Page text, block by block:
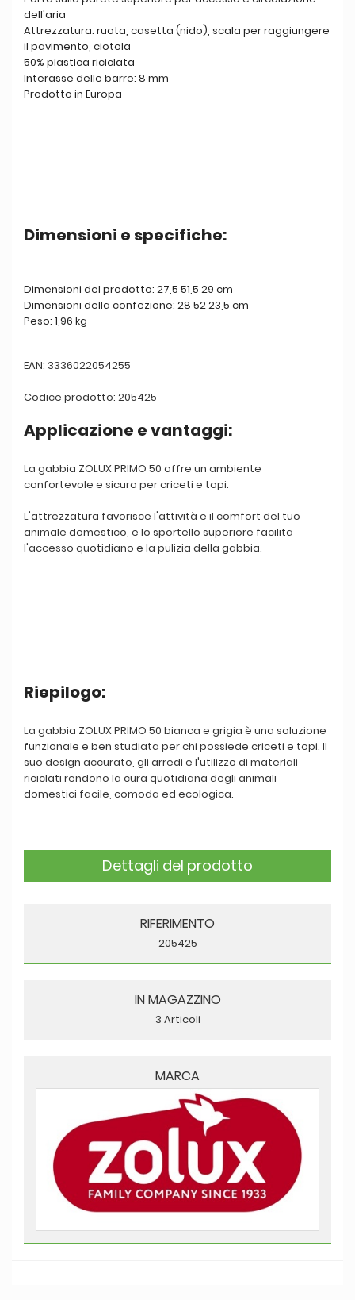
dell'aria
Attrezzatura: ruota, casetta (nido), scala per raggiungere
il pavimento, ciotola
50% plastica riciclata
Interasse delle barre: 8 mm
Prodotto in Europa
Dimensioni e specifiche:
Dimensioni del prodotto: 27,5 51,5 29 cm
Dimensioni della confezione: 28 52 23,5 cm
Peso: 1,96 kg
EAN: 3336022054255
Codice prodotto: 205425
Applicazione e vantaggi:
La gabbia ZOLUX PRIMO 50 offre un ambiente
confortevole e sicuro per criceti e topi.
L'attrezzatura favorisce l'attività e il comfort del tuo
animale domestico, e lo sportello superiore facilita
l'accesso quotidiano e la pulizia della gabbia.
Riepilogo:
La gabbia ZOLUX PRIMO 50 bianca e grigia è una soluzione
funzionale e ben studiata per chi possiede criceti e topi. Il
suo design accurato, gli arredi e l'utilizzo di materiali
riciclati rendono la cura quotidiana degli animali
domestici facile, comoda ed ecologica.
Dettagli del prodotto
RIFERIMENTO
205425
IN MAGAZZINO
3 Articoli
MARCA